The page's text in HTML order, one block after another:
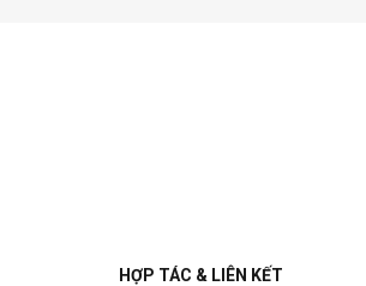
HỢP TÁC & LIÊN KẾT